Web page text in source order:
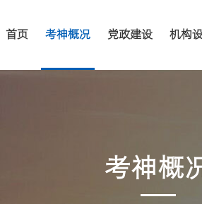
首页 考神概况 党政建设 机构
考神概